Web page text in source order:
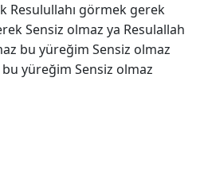
Resulullahı görmek gerek
Sensiz olmaz ya Resulallah
bu yüreğim Sensiz olmaz
yüreğim Sensiz olmaz